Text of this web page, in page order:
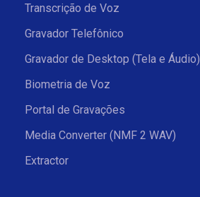
Transcrição de Voz
Gravador Telefônico
Gravador de Desktop (Tela e Áudio)
Biometria de Voz
Portal de Gravações
Media Converter (NMF 2 WAV)
Extractor